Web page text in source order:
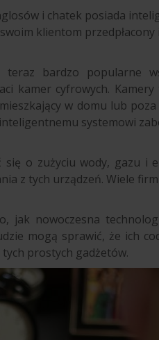
i chatek posiada
klientom
bardzo popularne
kamer cyfrowych.
w domu lub
systemowi
się o zużyciu wody, gazu
z tych urządzeń. Wiele
jak nowoczesna
mogą sprawić, że ich
prostych gadżetów.